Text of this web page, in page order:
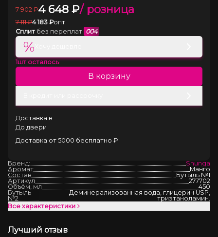
7 902 ₽4 648 ₽/ розница
7 111 ₽4 183 ₽опт
Сплит без переплат 004
%
1шт осталось
В корзину
Доставка в
До двери
Доставка от 5000 бесплатно ₽
Бренд:
Shunga
Аромат
Манго
Состав
Бутыль №1
Артикул
277702
Объём, мл
450
Бутыль
№2
Деминерализованная вода, глицерин USP,
триэтаноламин.
Все характеристики
Лучший отзыв